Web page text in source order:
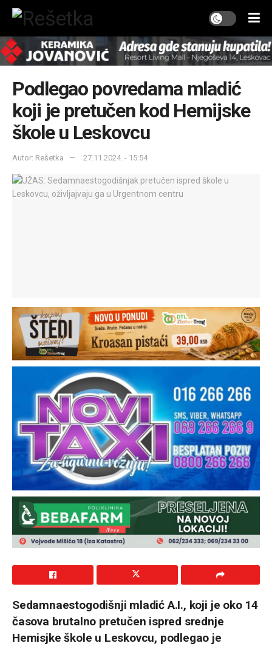
Podlegao povredama mladić
koji je pretučen kod Hemijske
škole u Leskovcu
Autor: Rešetka 27.11.2024. - 15:54
Sedamnaestogodišnji mladić A.I., koji je oko 14
časova brutalno pretučen ispred srednje
Hemisjke škole u Leskovcu, podlegao je